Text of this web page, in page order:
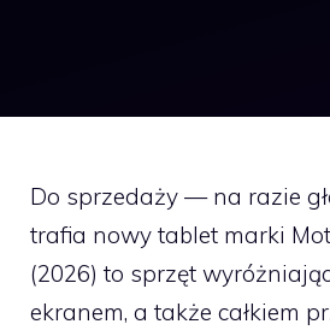
Do sprzedaży — na razie
trafia nowy tablet marki
(2026) to sprzęt
ekranem, a także całkiem